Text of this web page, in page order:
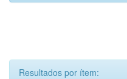
Resultados por ítem: